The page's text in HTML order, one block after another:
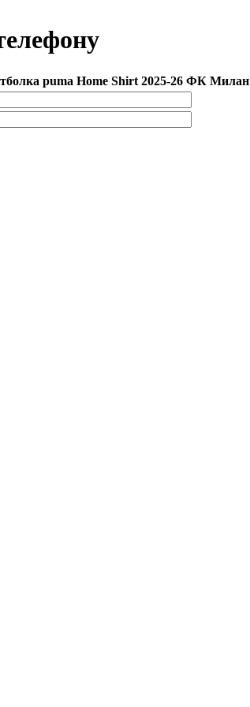
puma Home Shirt 2025-26 ФК Милан